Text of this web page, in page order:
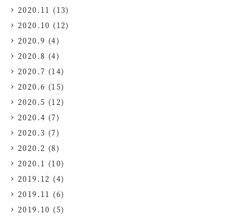
2020.11 (13)
2020.10 (12)
2020.9 (4)
2020.8 (4)
2020.7 (14)
2020.6 (15)
2020.5 (12)
2020.4 (7)
2020.3 (7)
2020.2 (8)
2020.1 (10)
2019.12 (4)
2019.11 (6)
2019.10 (5)